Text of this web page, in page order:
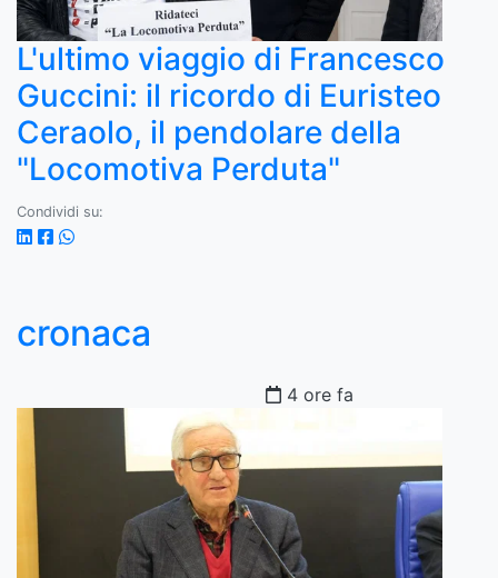
L'ultimo viaggio di Francesco
Guccini: il ricordo di Euristeo
Ceraolo, il pendolare della
"Locomotiva Perduta"
Condividi su:
cronaca
4 ore fa